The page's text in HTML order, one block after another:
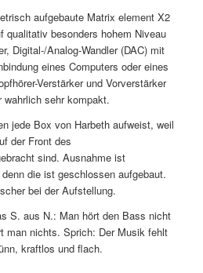
aufgebaute Matrix element X2
qualitativ besonders hohem Niveau
Digital-/Analog-Wandler (DAC) mit
eines Computers oder eines
Verstärker und Vorverstärker
sehr kompakt.
jede Box von Harbeth aufweist, weil
der Front des
sind. Ausnahme ist
die ist geschlossen aufgebaut.
bei der Aufstellung.
S. aus N.: Man hört den Bass nicht
man nichts. Sprich: Der Musik fehlt
kraftlos und flach.